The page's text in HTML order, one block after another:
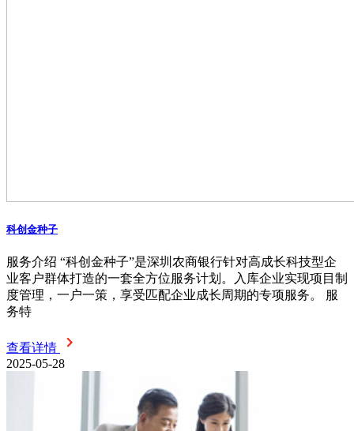
科创金种子
服务介绍 “科创金种子”是深圳农商银行针对高成长科技型企
业客户群体打造的一套全方位服务计划。入库企业实现项目制
度管理，一户一策，享受匹配企业成长周期的专项服务。 服
务特
查看详情
2025-05-28